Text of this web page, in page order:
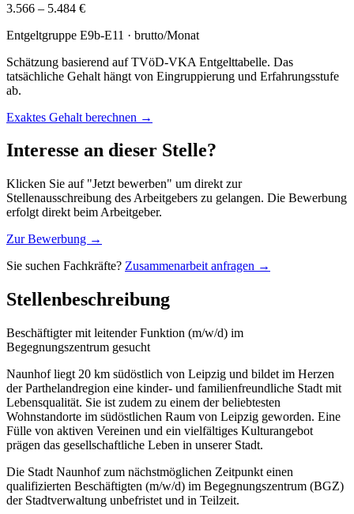
3.566 – 5.484 €
Entgeltgruppe E9b-E11 · brutto/Monat
Schätzung basierend auf TVöD-VKA Entgelttabelle. Das
tatsächliche Gehalt hängt von Eingruppierung und Erfahrungsstufe
ab.
Exaktes Gehalt berechnen →
Interesse an dieser Stelle?
Klicken Sie auf "Jetzt bewerben" um direkt zur
Stellenausschreibung des Arbeitgebers zu gelangen. Die Bewerbung
erfolgt direkt beim Arbeitgeber.
Zur Bewerbung →
Sie suchen Fachkräfte? Zusammenarbeit anfragen →
Stellenbeschreibung
Beschäftigter mit leitender Funktion (m/w/d) im
Begegnungszentrum gesucht
Naunhof liegt 20 km südöstlich von Leipzig und bildet im Herzen
der Parthelandregion eine kinder- und familienfreundliche Stadt mit
Lebensqualität. Sie ist zudem zu einem der beliebtesten
Wohnstandorte im südöstlichen Raum von Leipzig geworden. Eine
Fülle von aktiven Vereinen und ein vielfältiges Kulturangebot
prägen das gesellschaftliche Leben in unserer Stadt.
Die Stadt Naunhof zum nächstmöglichen Zeitpunkt einen
qualifizierten Beschäftigten (m/w/d) im Begegnungszentrum (BGZ)
der Stadtverwaltung unbefristet und in Teilzeit.